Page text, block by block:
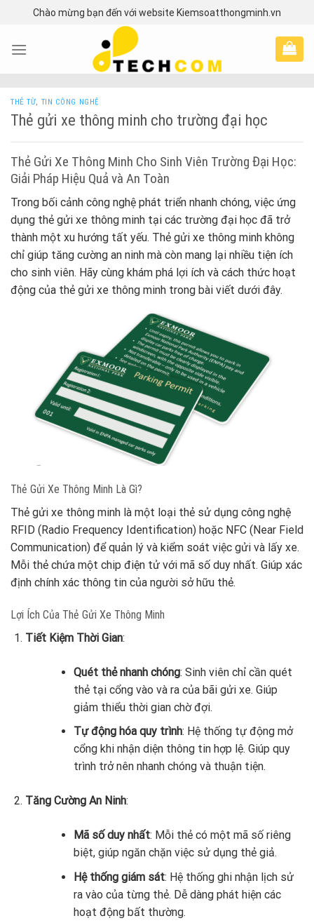
content
Chào mừng bạn đến với website Kiemsoatthongminh.vn
THẺ TỪ, TIN CÔNG NGHỆ
Thẻ gửi xe thông minh cho trường đại học
Thẻ Gửi Xe Thông Minh Cho Sinh Viên Trường Đại Học:
Giải Pháp Hiệu Quả và An Toàn
Trong bối cảnh công nghệ phát triển nhanh chóng, việc ứng
dụng thẻ gửi xe thông minh tại các trường đại học đã trở
thành một xu hướng tất yếu. Thẻ gửi xe thông minh không
chỉ giúp tăng cường an ninh mà còn mang lại nhiều tiện ích
cho sinh viên. Hãy cùng khám phá lợi ích và cách thức hoạt
động của thẻ gửi xe thông minh trong bài viết dưới đây.
Thẻ Gửi Xe Thông Minh Là Gì?
Thẻ gửi xe thông minh là một loại thẻ sử dụng công nghệ
RFID (Radio Frequency Identification) hoặc NFC (Near Field
Communication) để quản lý và kiểm soát việc gửi và lấy xe.
Mỗi thẻ chứa một chip điện tử với mã số duy nhất. Giúp xác
định chính xác thông tin của người sở hữu thẻ.
Lợi Ích Của Thẻ Gửi Xe Thông Minh
Tiết Kiệm Thời Gian:
Quét thẻ nhanh chóng: Sinh viên chỉ cần quét
thẻ tại cổng vào và ra của bãi gửi xe. Giúp
giảm thiểu thời gian chờ đợi.
Tự động hóa quy trình: Hệ thống tự động mở
cổng khi nhận diện thông tin hợp lệ. Giúp quy
trình trở nên nhanh chóng và thuận tiện.
Tăng Cường An Ninh:
Mã số duy nhất: Mỗi thẻ có một mã số riêng
biệt, giúp ngăn chặn việc sử dụng thẻ giả.
Hệ thống giám sát: Hệ thống ghi nhận lịch sử
ra vào của từng thẻ. Dễ dàng phát hiện các
hoạt động bất thường.